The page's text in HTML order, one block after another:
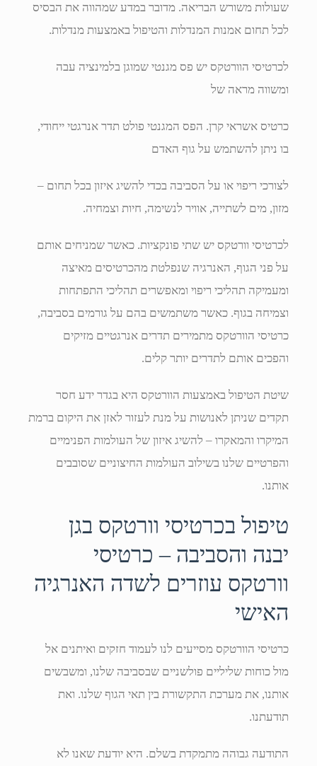
שעולות משורש הבריאה. מדובר במדע שמהווה את הבסיס
לכל תחום אמנות המנדלות והטיפול באמצעות מנדלות.
לכרטיסי הוורטקס יש פס מגנטי שמוגן בלמינציה עבה
ומשווה מראה של
כרטיס אשראי קרן. הפס המגנטי פולט תדר אנרגטי ייחודי,
בו ניתן להשתמש על גוף האדם
לצורכי ריפוי או על הסביבה בכדי להשיג איזון בכל תחום –
מזון, מים לשתייה, אוויר לנשימה, חיות וצמחיה.
לכרטיסי וורטקס יש שתי פונקציות. כאשר שמניחים אותם
על פני הגוף, האנרגיה שנפלטת מהכרטיסים מאיצה
ומעמיקה תהליכי ריפוי ומאפשרים תהליכי התפתחות
וצמיחה בגוף. כאשר משתמשים בהם על גורמים בסביבה,
כרטיסי הוורטקס מתמירים תדרים אנרגטיים מזיקים
והפכים אותם לתדרים יותר קלים.
שיטת הטיפול באמצעות הוורטקס היא בגדר ידע חסר
תקדים שניתן לאנושות על מנת לעזור לאזן את היקום ברמת
המיקרו והמאקרו – להשיג איזון של העולמות הפנימיים
והפרטיים שלנו בשילוב העולמות החיצוניים שסובבים
אותנו.
טיפול בכרטיסי וורטקס בגן
יבנה והסביבה – כרטיסי
וורטקס עוזרים לשדה האנרגיה
האישי
כרטיסי הוורטקס מסייעים לנו לעמוד חזקים ואיתנים אל
מול כוחות שליליים פולשניים שבסביבה שלנו, ומשבשים
אותנו, את מערכת התקשורת בין תאי הגוף שלנו. ואת
תודעתנו.
התודעה גבוהה מתמקדת בשלם. היא יודעת שאנו לא